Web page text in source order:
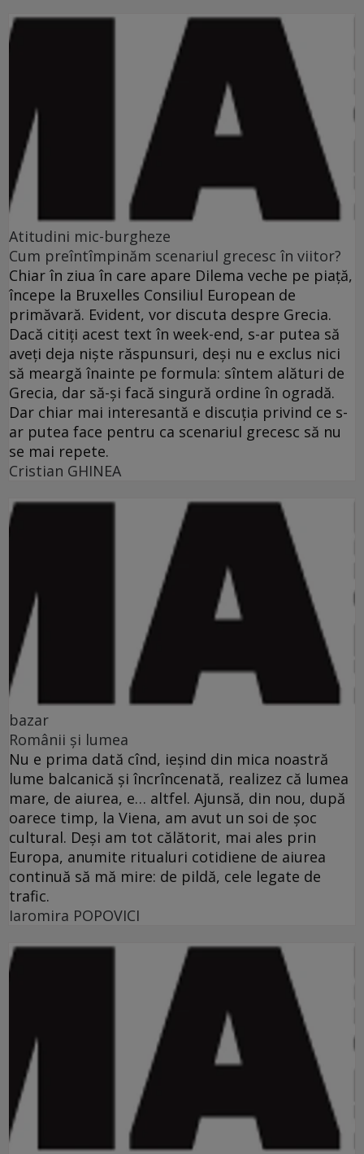
Atitudini mic-burgheze
Cum preîntîmpinăm scenariul grecesc în viitor?
Chiar în ziua în care apare Dilema veche pe piaţă,
începe la Bruxelles Consiliul European de
primăvară. Evident, vor discuta despre Grecia.
Dacă citiţi acest text în week-end, s-ar putea să
aveţi deja nişte răspunsuri, deşi nu e exclus nici
să meargă înainte pe formula: sîntem alături de
Grecia, dar să-şi facă singură ordine în ogradă.
Dar chiar mai interesantă e discuţia privind ce s-
ar putea face pentru ca scenariul grecesc să nu
se mai repete.
Cristian GHINEA
bazar
Românii şi lumea
Nu e prima dată cînd, ieşind din mica noastră
lume balcanică şi încrîncenată, realizez că lumea
mare, de aiurea, e… altfel. Ajunsă, din nou, după
oarece timp, la Viena, am avut un soi de şoc
cultural. Deşi am tot călătorit, mai ales prin
Europa, anumite ritualuri cotidiene de aiurea
continuă să mă mire: de pildă, cele legate de
trafic.
Iaromira POPOVICI